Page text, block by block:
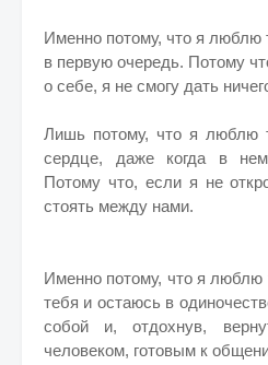
Именно потому, что я люблю
в первую очередь. Потому
о себе, я не смогу дать
Лишь потому, что я люблю
сердце, даже когда в
Потому что, если я не
стоять между нами.
Именно потому, что я люблю
тебя и остаюсь в
собой и, отдохнув,
человеком, готовым к